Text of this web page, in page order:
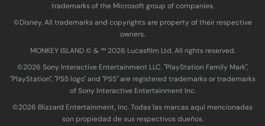
trademarks of the Microsoft group of companies.
©Disney. All trademarks and copyrights are property of their respective
owners.
MONKEY ISLAND © & ™ 20‍26 Lucasfilm Ltd. All rights reserved.
©2026 Sony Interactive Entertainment LLC. "PlayStation Family Mark",
"PlayStation", "PS5 logo" and "PS5" are registered trademarks or trademarks
of Sony Interactive Entertainment Inc.
©2026 Blizzard Entertainment, Inc. Todas las marcas aquí mencionadas
son propiedad de sus respectivos dueños.